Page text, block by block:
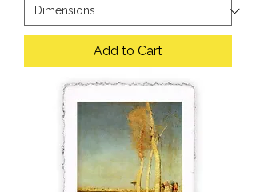
Add to Cart